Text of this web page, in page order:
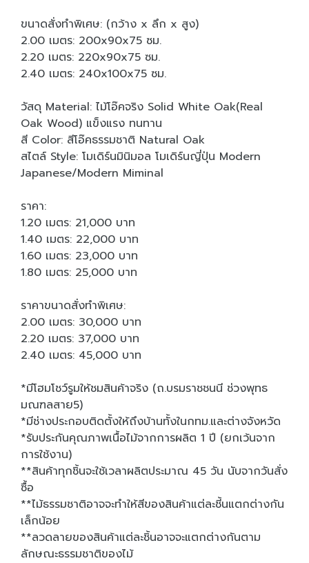
ขนาดสั่งทำพิเศษ: (กว้าง x ลึก x สูง)
2.00 เมตร: 200x90x75 ซม.
2.20 เมตร: 220x90x75 ซม.
2.40 เมตร: 240x100x75 ซม.
วัสดุ Material: ไม้โอ๊คจริง Solid White Oak(Real
Oak Wood) แข็งแรง ทนทาน
สี Color: สีโอ๊คธรรมชาติ Natural Oak
สไตล์ Style: โมเดิร์นมินิมอล โมเดิร์นญี่ปุ่น Modern
Japanese/Modern Miminal
ราคา:
1.20 เมตร: 21,000 บาท
1.40 เมตร: 22,000 บาท
1.60 เมตร: 23,000 บาท
1.80 เมตร: 25,000 บาท
ราคาขนาดสั่งทำพิเศษ:
2.00 เมตร: 30,000 บาท
2.20 เมตร: 37,000 บาท
2.40 เมตร: 45,000 บาท
*มีโฮมโชว์รูมให้ชมสินค้าจริง (ถ.บรมราชชนนี ช่วงพุทธ
มณฑลสาย5)
*มีช่างประกอบติดตั้งให้ถึงบ้านทั้งในกทม.และต่างจังหวัด
*รับประกันคุณภาพเนื้อไม้จากการผลิต 1 ปี (ยกเว้นจาก
การใช้งาน)
**สินค้าทุกชิ้นจะใช้เวลาผลิตประมาณ 45 วัน นับจากวันสั่ง
ซื้อ
**ไม้ธรรมชาติอาจจะทำให้สีของสินค้าแต่ละชี้นแตกต่างกัน
เล็กน้อย
**ลวดลายของสินค้าแต่ละชิ้นอาจจะแตกต่างกันตาม
ลักษณะธรรมชาติของไม้